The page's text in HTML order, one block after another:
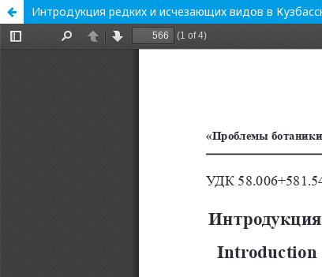
Интродукция редких и исчезающих видов в